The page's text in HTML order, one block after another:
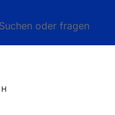
Suchen oder fragen